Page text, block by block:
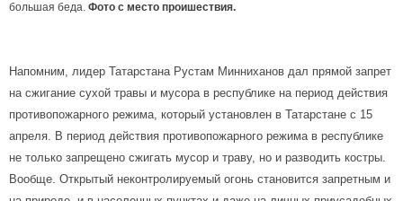
большая беда. Фото с место проишествия.
Напомним, лидер Татарстана Рустам Минниханов дал прямой запрет
на сжигание сухой травы и мусора в республике на период действия
противопожарного режима, который установлен в Татарстане с 15
апреля. В период действия противопожарного режима в республике
не только запрещено сжигать мусор и траву, но и разводить костры.
Вообще. Открытый неконтролируемый огонь становится запретным и